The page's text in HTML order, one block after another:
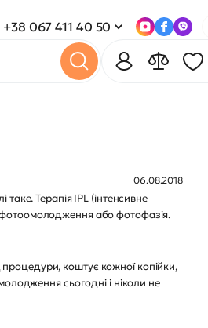
+38 067 411 40 50
06.08.2018
Терапія IPL (інтенсивне
фотоомолодження або фотофазія.
коштує кожної копійки,
сьогодні і ніколи не